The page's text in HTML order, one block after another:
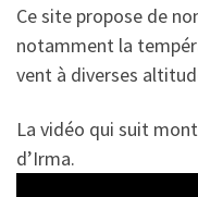
Ce site propose de
notamment la
vent à diverses
La vidéo qui suit
d’Irma.